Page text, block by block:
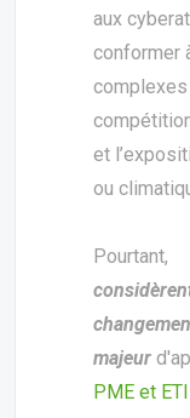
aux
conformer
complexes
et
ou
Pourtant,
majeur
PME et